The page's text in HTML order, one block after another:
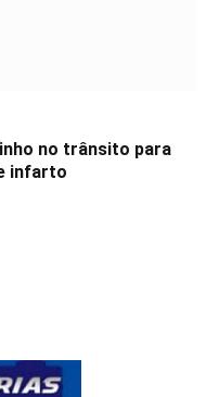
no trânsito para
infarto